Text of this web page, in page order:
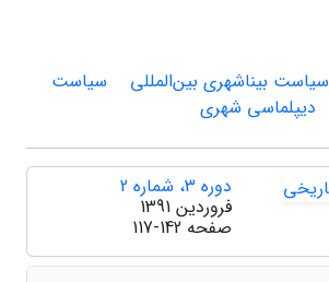
سیاست بینا‌شهری بین‌المللی
سیاست
دیپلماسی شهری
دوره 3، شماره 2
فروردین 1391
صفحه 117-142